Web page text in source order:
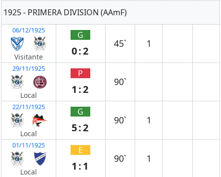
1925 - PRIMERA DIVISION (AAmF)
06/12/1925
Visitante
G
0:2
45` 1
29/11/1925
Local
P
1:2
90`
22/11/1925
Local
G
5:2
90` 1
01/11/1925
Local
E
1:1
90` 1